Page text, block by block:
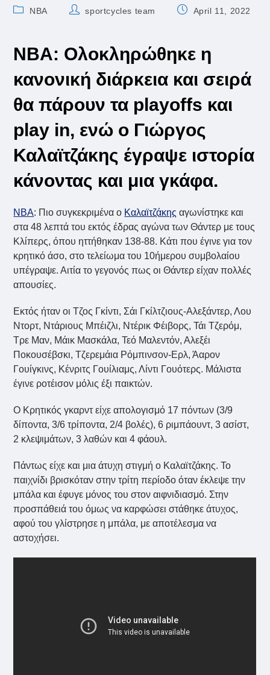
PostNBA
Postsportcycles team
PostApril 11, 2022
NBA: Ολοκληρώθηκε η
κανονική διάρκεια και σειρά
θα πάρουν τα playoffs και
play in, ενώ ο Γιώργος
Καλαϊτζάκης έγραψε ιστορία
κάνοντας και μια γκάφα.
NBA: Πιο συγκεκριμένα ο Καλαϊτζάκης αγωνίστηκε και
στα 48 λεπτά του εκτός έδρας αγώνα των Θάντερ με τους
Κλίπερς, όπου ηττήθηκαν 138-88. Κάτι που έγινε για τον
κρητικό άσο, στο τελείωμα του 10ήμερου συμβολαίου
υπέγραψε. Αιτία το γεγονός πως οι Θάντερ είχαν πολλές
απουσίες.
Εκτός ήταν οι Τζος Γκίντι, Σάι Γκίλτζιους-Αλεξάντερ, Λου
Ντορτ, Ντάριους Μπέιζλι, Ντέρικ Φέιβορς, Τάι Τζερόμ,
Τρε Μαν, Μάικ Μασκάλα, Τεό Μαλεντόν, Αλεξέι
Ποκουσέβσκι, Τζερεμάια Ρόμπινσον-Ερλ, Άαρον
Γουίγκινς, Κένριτς Γουίλιαμς, Λίντι Γουότερς. Μάλιστα
έγινε ροτέισον μόλις έξι παικτών.
Ο Κρητικός γκαρντ είχε απολογισμό 17 πόντων (3/9
δίποντα, 3/6 τρίποντα, 2/4 βολές), 6 ριμπάουντ, 3 ασίστ,
2 κλεψιμάτων, 3 λαθών και 4 φάουλ.
Πάντως είχε και μια άτυχη στιγμή ο Καλαϊτζάκης. Το
παιχνίδι βρισκόταν στην τρίτη περίοδο όταν έκλεψε την
μπάλα και έφυγε μόνος του στον αιφνιδιασμό. Στην
προσπάθειά του όμως να καρφώσει στάθηκε άτυχος,
αφού του γλίστρησε η μπάλα, με αποτέλεσμα να
αστοχήσει.